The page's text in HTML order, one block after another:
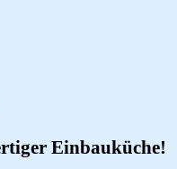
Einbauküche!